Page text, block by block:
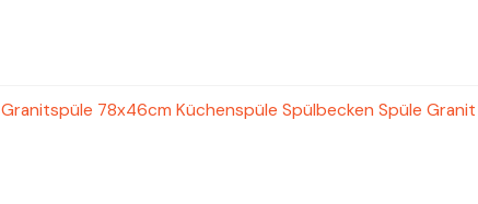
Granitspüle 78x46cm Küchenspüle Spülbecken Spüle